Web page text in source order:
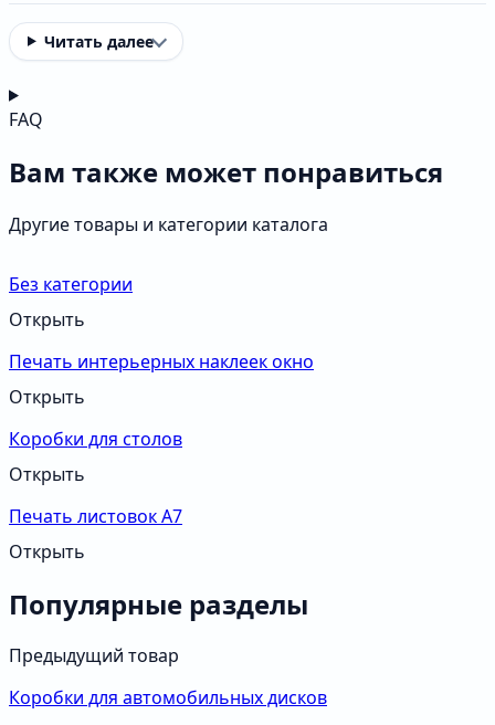
Читать далее
FAQ
Вам также может понравиться
Другие товары и категории каталога
Без категории
Открыть
Печать интерьерных наклеек окно
Открыть
Коробки для столов
Открыть
Печать листовок А7
Открыть
Популярные разделы
Предыдущий товар
Коробки для автомобильных дисков